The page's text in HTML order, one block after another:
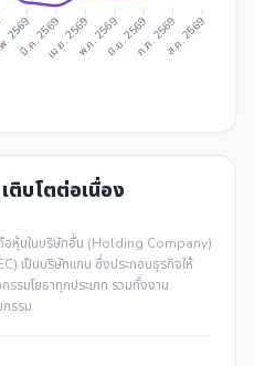
2569
มี.ค. 2569เม.ย. 2569พ.ค. 2569มิ.ย. 2569ก.ค. 2569ส.ค. 2569
ติบโตต่อเนื่อง
อหุ้นในบริษัทอื่น (Holding Company)
เป็นบริษัทแกน ซึ่งประกอบธุรกิจให้
รรมโยธาทุกประเภท รวมทั้งงาน
รรม